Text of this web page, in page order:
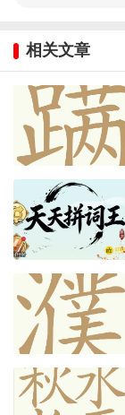
2、最后一个字是
相关文章